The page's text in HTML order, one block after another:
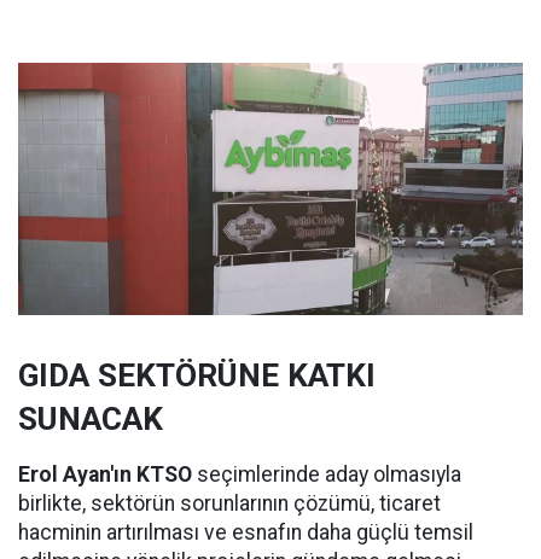
GIDA SEKTÖRÜNE KATKI
SUNACAK
Erol Ayan'ın KTSO seçimlerinde aday olmasıyla
birlikte, sektörün sorunlarının çözümü, ticaret
hacminin artırılması ve esnafın daha güçlü temsil